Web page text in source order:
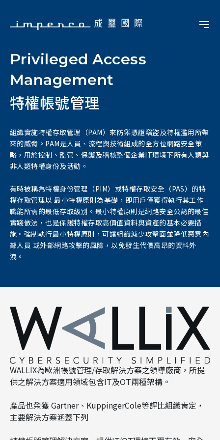
Privileged Access
Management
特權帳號管理
組織實施特權存取管理（PAM）來防禦憑證竊盜及特權濫用所帶
來的威脅。PAM是人員、流程與技術組成的全方位網路安全策
略，用於控制、監管、保護及稽核整個企業IT環境下所有人類與
非人類特權身份及活動。
有時被稱為特權身份管理（PIM）或特權存取安全（PAS）的特
權存取管理以 最小特權原則為基礎，即用戶僅獲得執行其工作
職能所需的最低存取級別。最小特權原則是網路安全公認的最佳
實踐做法，也是保護特權存取高價值資料與資產的基本必要措
施。強制執行最小特權原則，可讓組織減少攻擊面並降低惡意內
部人員 或外部網路攻擊的風險，以免發生代價高昂的資料外
洩。
WALLIX為歐洲帳號管理/存取解決方案之領導廠商，所提
供之解決方案適用領域包含IT及OT兩種架構。
產品也榮獲 Gartner、KuppingerCole等評比組織肯定，
主要解決方案涵蓋下列